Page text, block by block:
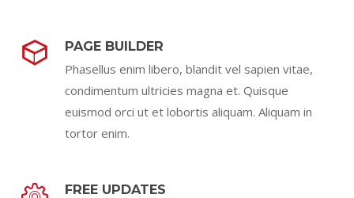
PAGE BUILDER
Phasellus enim libero, blandit vel sapien vitae,
condimentum ultricies magna et. Quisque
euismod orci ut et lobortis aliquam. Aliquam in
tortor enim.
FREE UPDATES